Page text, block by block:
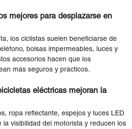
mejores para desplazarse en
los ciclistas suelen beneficiarse de
bolsas impermeables, luces y
accesorios hacen que los
más seguros y prácticos.
eléctricas mejoran la
ropa reflectante, espejos y luces LED
la visibilidad del motorista y reducen los